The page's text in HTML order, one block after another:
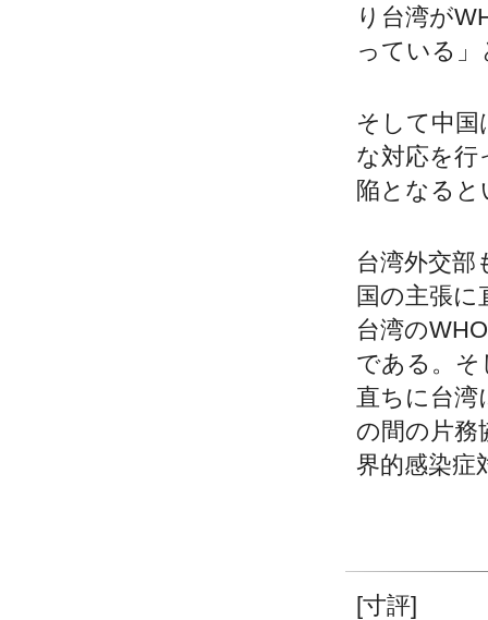
り台湾が
っている
そして中国
な対応を行
陥となる
台湾外交部
国の主張
台湾の
である。そ
直ちに台湾
の間の片務
界的感染
[寸評]